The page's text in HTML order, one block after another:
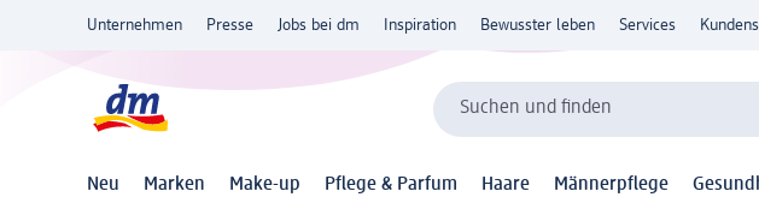
Unternehmen Presse Jobs bei dm Inspiration Bewusster leben Services
Suchen und finden
Neu Marken Make-up Pflege & Parfum Haare Männerpflege